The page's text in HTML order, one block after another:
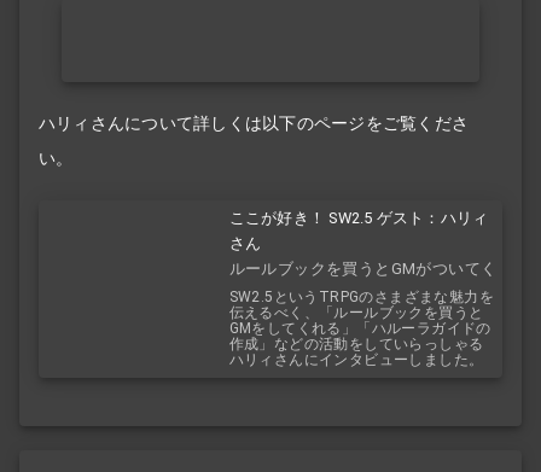
ハリィさんについて詳しくは以下のページをご覧くださ
い。
ここが好き！ SW2.5 ゲスト：ハリィ
さん
ルールブックを買うとGMがついてく
る！？
SW2.5というTRPGのさまざまな魅力を
伝えるべく、「ルールブックを買うと
GMをしてくれる」「ハルーラガイドの
作成」などの活動をしていらっしゃる
ハリィさんにインタビューしました。